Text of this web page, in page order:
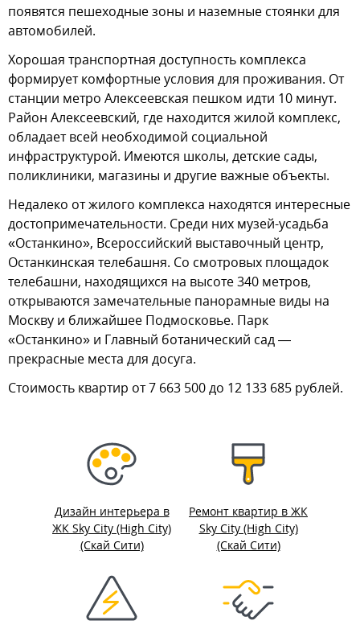
появятся пешеходные зоны и наземные стоянки для
автомобилей.
Хорошая транспортная доступность комплекса
формирует комфортные условия для проживания. От
станции метро Алексеевская пешком идти 10 минут.
Район Алексеевский, где находится жилой комплекс,
обладает всей необходимой социальной
инфраструктурой. Имеются школы, детские сады,
поликлиники, магазины и другие важные объекты.
Недалеко от жилого комплекса находятся интересные
достопримечательности. Среди них музей-усадьба
«Останкино», Всероссийский выставочный центр,
Останкинская телебашня. Со смотровых площадок
телебашни, находящихся на высоте 340 метров,
открываются замечательные панорамные виды на
Москву и ближайшее Подмосковье. Парк
«Останкино» и Главный ботанический сад —
прекрасные места для досуга.
Стоимость квартир от 7 663 500 до 12 133 685 рублей.
Дизайн интерьера в
ЖК Sky City (High City)
(Скай Сити)
Ремонт квартир в ЖК
Sky City (High City)
(Скай Сити)